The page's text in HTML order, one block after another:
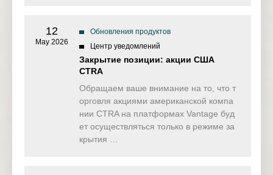
12
May 2026
Обновления продуктов
Центр уведомлений
Закрытие позиции: акции США
CTRA
Обращаем ваше внимание на то, что т
орговля акциями американской компа
нии CTRA на платформах Vantage буд
ет осуществляться только в режиме за
крытия …